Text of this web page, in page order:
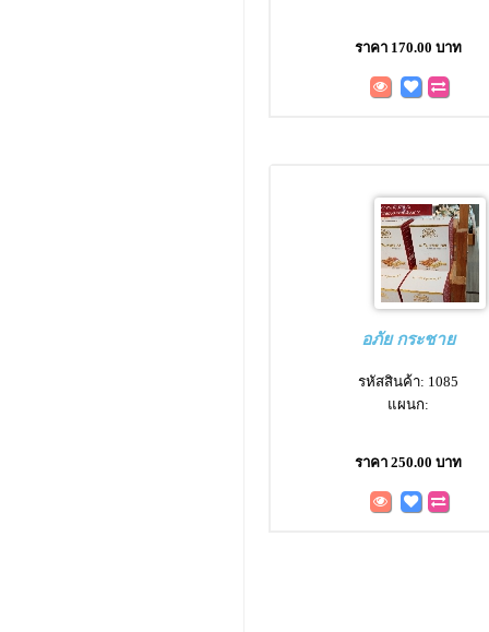
ราคา 170.00 บาท
อภัย กระชาย
รหัสสินค้า: 1085
แผนก:
ราคา 250.00 บาท